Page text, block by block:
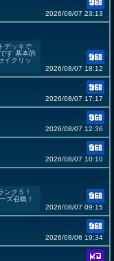
2026/08/07 23:13
デッキで
す 基本的
イクリッ
2026/08/07 18:12
2026/08/07 17:17
2026/08/07 12:36
2026/08/07 10:10
ンク５！
ズ召喚！
2026/08/07 09:15
2026/08/06 19:34